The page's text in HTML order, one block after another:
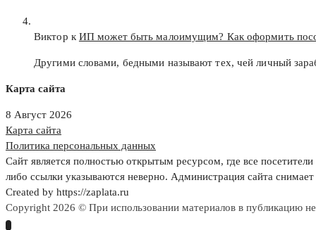
Виктор к ИП может быть малоимущим? Как оформить
Другими словами, бедными называют тех, чей личный
Карта сайта
8 Август 2026
Карта сайта
Политика персональных данных
Сайт является полностью открытым ресурсом, где все
либо ссылки указываются неверно. Администрация сайта
Created by https://zaplata.ru
Copyright 2026 © При использовании материалов в публикацию